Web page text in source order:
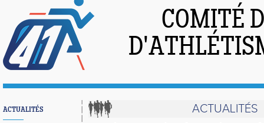
COMITÉ
ACTUALITÉS ACTUALITÉS